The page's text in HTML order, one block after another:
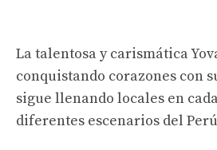
La talentosa y carismática
conquistando corazones con
sigue llenando locales en
diferentes escenarios del